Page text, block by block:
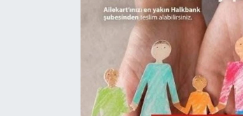
TARIM VE HAYVANCILIK
KÜLTÜR SANAT
RESMİ İLAN